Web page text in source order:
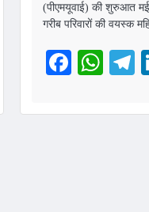
(पीएमयूवाई) की शुरुआत
गरीब परिवारों की वयस्क